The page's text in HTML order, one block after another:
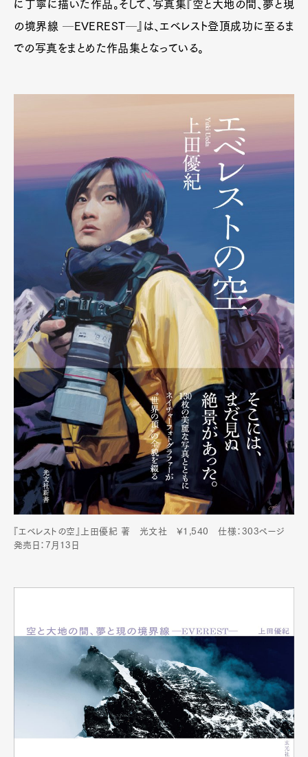
に丁寧に描いた作品。そして、写真集『空と大地の間、夢と現
の境界線 ─EVEREST─』は、エベレスト登頂成功に至るま
での写真をまとめた作品集となっている。
『エベレストの空』上田優紀 著 光文社 ¥1,540 仕様：303ページ
発売日：7月13日